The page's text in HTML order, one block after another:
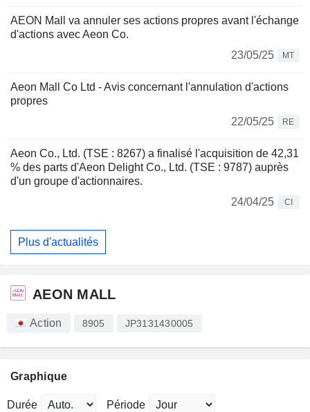
AEON Mall va annuler ses actions propres avant l'échange
d'actions avec Aeon Co.
23/05/25
MT
Aeon Mall Co Ltd - Avis concernant l'annulation d'actions
propres
22/05/25
RE
Aeon Co., Ltd. (TSE : 8267) a finalisé l'acquisition de 42,31
% des parts d'Aeon Delight Co., Ltd. (TSE : 9787) auprès
d'un groupe d'actionnaires.
24/04/25
CI
Plus d'actualités
AEON MALL
Action 8905 JP3131430005
Graphique
Durée Période